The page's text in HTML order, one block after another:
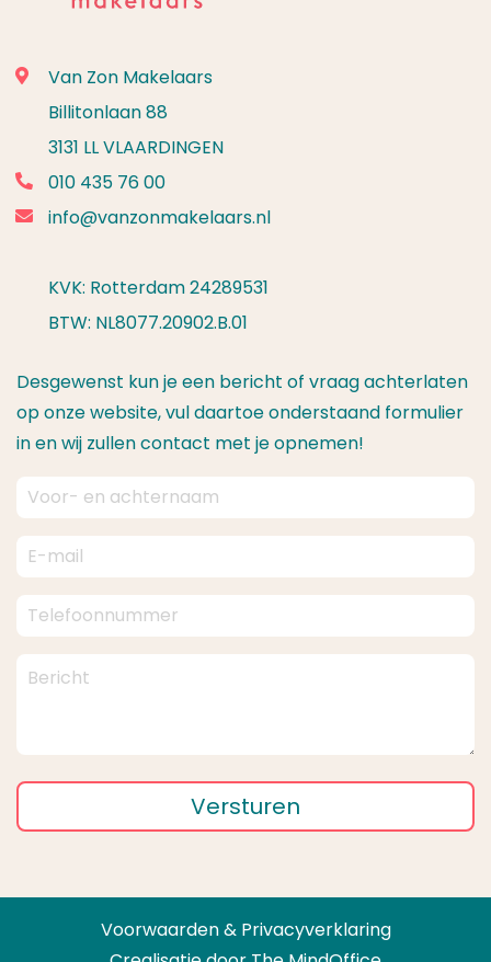
Van Zon Makelaars
Billitonlaan 88
3131 LL VLAARDINGEN
010 435 76 00
info@vanzonmakelaars.nl
KVK: Rotterdam 24289531
BTW: NL8077.20902.B.01
Desgewenst kun je een bericht of vraag achterlaten
op onze website, vul daartoe onderstaand formulier
in en wij zullen contact met je opnemen!
Versturen
Voorwaarden & Privacyverklaring